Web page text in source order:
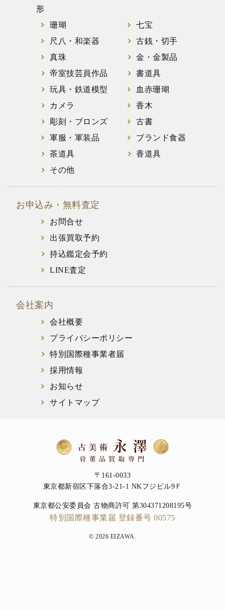
形
珊瑚
七宝
尺八・和楽器
古銭・切手
真珠
金・金製品
帝室技芸員作品
書道具
玩具・鉄道模型
血赤珊瑚
カメラ
香木
彫刻・ブロンズ
古書
軍服・軍装品
ブランド食器
茶道具
香道具
その他
お申込み・無料査定
お問合せ
出張買取予約
持込鑑定会予約
LINE査定
会社案内
会社概要
プライバシーポリシー
特別国際種事業者届
採用情報
お知らせ
サイトマップ
〒161-0033
東京都新宿区下落合3-21-1 NKフジビル9Ｆ
東京都公安委員会 古物商許可 第304371208195号
特別国際種事業届 登録番号 00575
© 2026 EIZAWA.